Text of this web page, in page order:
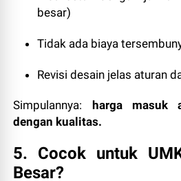
besar)
Tidak ada biaya
Revisi desain jelas aturan
Simpulannya: harga masuk
dengan kualitas.
5. Cocok untuk
Besar?